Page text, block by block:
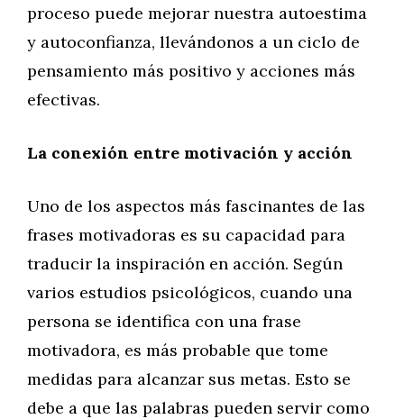
proceso puede mejorar nuestra autoestima
y autoconfianza, llevándonos a un ciclo de
pensamiento más positivo y acciones más
efectivas.
La conexión entre motivación y acción
Uno de los aspectos más fascinantes de las
frases motivadoras es su capacidad para
traducir la inspiración en acción. Según
varios estudios psicológicos, cuando una
persona se identifica con una frase
motivadora, es más probable que tome
medidas para alcanzar sus metas. Esto se
debe a que las palabras pueden servir como